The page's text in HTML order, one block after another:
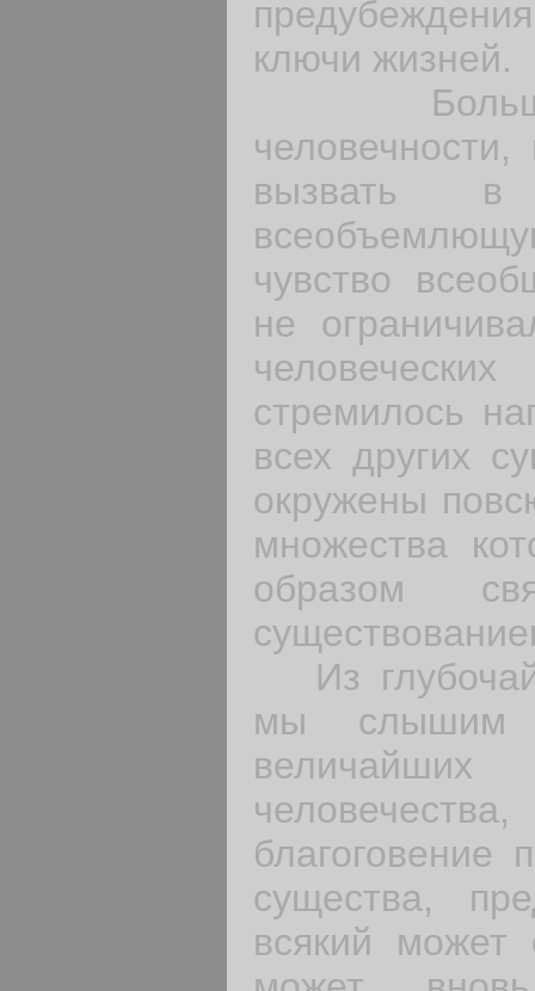
ключи жизней.
вызвать
чувство
не
стремилось
всех других
окружены
множества
образом
Из
мы слышим
благоговение
существа,
всякий может